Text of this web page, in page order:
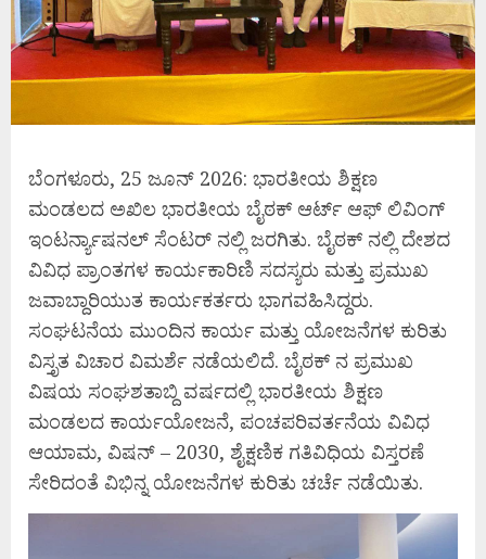
ಬೆಂಗಳೂರು, 25 ಜೂನ್ 2026: ಭಾರತೀಯ ಶಿಕ್ಷಣ
ಮಂಡಲದ ಅಖಿಲ ಭಾರತೀಯ ಬೈಠಕ್ ಆರ್ಟ್ ಆಫ್ ಲಿವಿಂಗ್
ಇಂಟರ್ನ್ಯಾಷನಲ್ ಸೆಂಟರ್ ನಲ್ಲಿ ಜರಗಿತು. ಬೈಠಕ್ ನಲ್ಲಿ ದೇಶದ
ವಿವಿಧ ಪ್ರಾಂತಗಳ ಕಾರ್ಯಕಾರಿಣಿ ಸದಸ್ಯರು ಮತ್ತು ಪ್ರಮುಖ
ಜವಾಬ್ದಾರಿಯುತ ಕಾರ್ಯಕರ್ತರು ಭಾಗವಹಿಸಿದ್ದರು.
ಸಂಘಟನೆಯ ಮುಂದಿನ ಕಾರ್ಯ ಮತ್ತು ಯೋಜನೆಗಳ ಕುರಿತು
ವಿಸ್ತೃತ ವಿಚಾರ ವಿಮರ್ಶೆ ನಡೆಯಲಿದೆ. ಬೈಠಕ್ ನ ಪ್ರಮುಖ
ವಿಷಯ ಸಂಘಶತಾಬ್ದಿ ವರ್ಷದಲ್ಲಿ ಭಾರತೀಯ ಶಿಕ್ಷಣ
ಮಂಡಲದ ಕಾರ್ಯಯೋಜನೆ, ಪಂಚಪರಿವರ್ತನೆಯ ವಿವಿಧ
ಆಯಾಮ, ವಿಷನ್ – 2030, ಶೈಕ್ಷಣಿಕ ಗತಿವಿಧಿಯ ವಿಸ್ತರಣೆ
ಸೇರಿದಂತೆ ವಿಭಿನ್ನ ಯೋಜನೆಗಳ ಕುರಿತು ಚರ್ಚೆ ನಡೆಯಿತು.